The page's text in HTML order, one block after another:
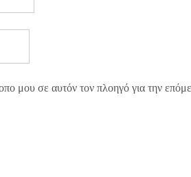
μου σε αυτόν τον πλοηγό για την